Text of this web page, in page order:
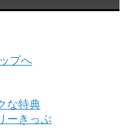
プへ
な特典
ーきっぷ